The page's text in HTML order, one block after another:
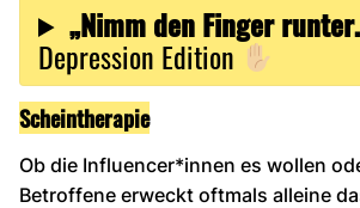
„Nimm den Finger
Depression Edition
Scheintherapie
Ob die Influencer*innen es wollen
Betroffene erweckt oftmals alleine